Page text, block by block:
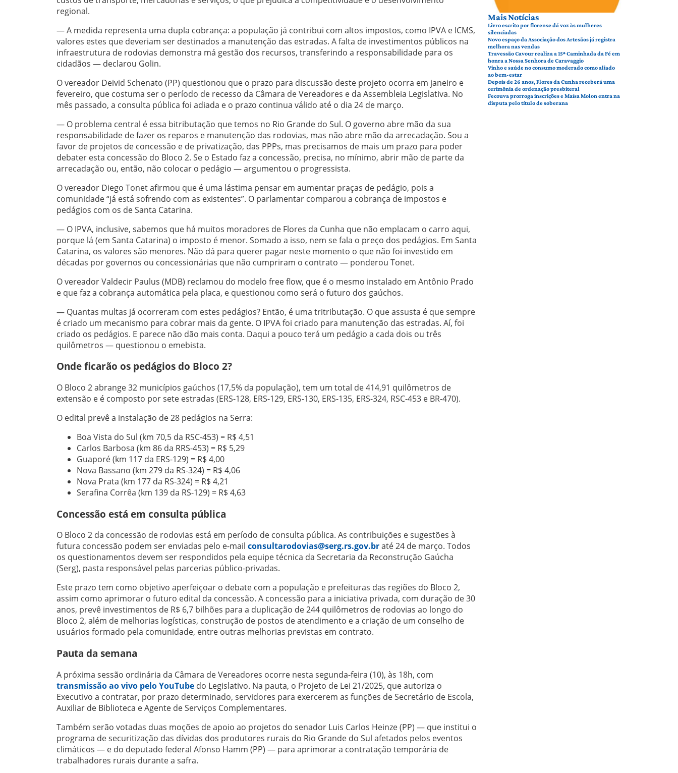
regional.
— A medida representa uma dupla cobrança: a população já contribui com altos impostos, como IPVA e ICMS,
valores estes que deveriam ser destinados a manutenção das estradas. A falta de investimentos públicos na
infraestrutura de rodovias demonstra má gestão dos recursos, transferindo a responsabilidade para os
cidadãos — declarou Golin.
O vereador Deivid Schenato (PP) questionou que o prazo para discussão deste projeto ocorra em janeiro e
fevereiro, que costuma ser o período de recesso da Câmara de Vereadores e da Assembleia Legislativa. No
mês passado, a consulta pública foi adiada e o prazo continua válido até o dia 24 de março.
— O problema central é essa bitributação que temos no Rio Grande do Sul. O governo abre mão da sua
responsabilidade de fazer os reparos e manutenção das rodovias, mas não abre mão da arrecadação. Sou a
favor de projetos de concessão e de privatização, das PPPs, mas precisamos de mais um prazo para poder
debater esta concessão do Bloco 2. Se o Estado faz a concessão, precisa, no mínimo, abrir mão de parte da
arrecadação ou, então, não colocar o pedágio — argumentou o progressista.
O vereador Diego Tonet afirmou que é uma lástima pensar em aumentar praças de pedágio, pois a
comunidade “já está sofrendo com as existentes”. O parlamentar comparou a cobrança de impostos e
pedágios com os de Santa Catarina.
— O IPVA, inclusive, sabemos que há muitos moradores de Flores da Cunha que não emplacam o carro aqui,
porque lá (em Santa Catarina) o imposto é menor. Somado a isso, nem se fala o preço dos pedágios. Em Santa
Catarina, os valores são menores. Não dá para querer pagar neste momento o que não foi investido em
décadas por governos ou concessionárias que não cumpriram o contrato — ponderou Tonet.
O vereador Valdecir Paulus (MDB) reclamou do modelo free flow, que é o mesmo instalado em Antônio Prado
e que faz a cobrança automática pela placa, e questionou como será o futuro dos gaúchos.
— Quantas multas já ocorreram com estes pedágios? Então, é uma tritributação. O que assusta é que sempre
é criado um mecanismo para cobrar mais da gente. O IPVA foi criado para manutenção das estradas. Aí, foi
criado os pedágios. E parece não dão mais conta. Daqui a pouco terá um pedágio a cada dois ou três
quilômetros — questionou o emebista.
Onde ficarão os pedágios do Bloco 2?
O Bloco 2 abrange 32 municípios gaúchos (17,5% da população), tem um total de 414,91 quilômetros de
extensão e é composto por sete estradas (ERS-128, ERS-129, ERS-130, ERS-135, ERS-324, RSC-453 e BR-470).
O edital prevê a instalação de 28 pedágios na Serra:
Boa Vista do Sul (km 70,5 da RSC-453) = R$ 4,51
Carlos Barbosa (km 86 da RRS-453) = R$ 5,29
Guaporé (km 117 da ERS-129) = R$ 4,00
Nova Bassano (km 279 da RS-324) = R$ 4,06
Nova Prata (km 177 da RS-324) = R$ 4,21
Serafina Corrêa (km 139 da RS-129) = R$ 4,63
Concessão está em consulta pública
O Bloco 2 da concessão de rodovias está em período de consulta pública. As contribuições e sugestões à
futura concessão podem ser enviadas pelo e-mail consultarodovias@serg.rs.gov.braté 24 de março. Todos
os questionamentos devem ser respondidos pela equipe técnica da Secretaria da Reconstrução Gaúcha
(Serg), pasta responsável pelas parcerias público-privadas.
Este prazo tem como objetivo aperfeiçoar o debate com a população e prefeituras das regiões do Bloco 2,
assim como aprimorar o futuro edital da concessão. A concessão para a iniciativa privada, com duração de 30
anos, prevê investimentos de R$ 6,7 bilhões para a duplicação de 244 quilômetros de rodovias ao longo do
Bloco 2, além de melhorias logísticas, construção de postos de atendimento e a criação de um conselho de
usuários formado pela comunidade, entre outras melhorias previstas em contrato.
Pauta da semana
A próxima sessão ordinária da Câmara de Vereadores ocorre nesta segunda-feira (10), às 18h, com
transmissão ao vivo pelo YouTube do Legislativo. Na pauta, o Projeto de Lei 21/2025, que autoriza o
Executivo a contratar, por prazo determinado, servidores para exercerem as funções de Secretário de Escola,
Auxiliar de Biblioteca e Agente de Serviços Complementares.
Também serão votadas duas moções de apoio ao projetos do senador Luis Carlos Heinze (PP) — que institui o
programa de securitização das dívidas dos produtores rurais do Rio Grande do Sul afetados pelos eventos
climáticos — e do deputado federal Afonso Hamm (PP) — para aprimorar a contratação temporária de
trabalhadores rurais durante a safra.
Mais Notícias
Livro escrito por florense dá voz às mulheres
silenciadas
Novo espaço da Associação dos Artesãos já registra
melhora nas vendas
Travessão Cavour realiza a 15ª Caminhada da Fé em
honra a Nossa Senhora de Caravaggio
Vinho e saúde no consumo moderado como aliado
ao bem-estar
Depois de 26 anos, Flores da Cunha receberá uma
cerimônia de ordenação presbiteral
Fecouva prorroga inscrições e Maísa Molon entra na
disputa pelo título de soberana